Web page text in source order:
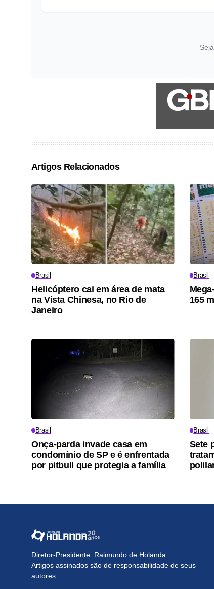
Artigos Relacionados
Brasil
Helicóptero cai em área de mata
na Vista Chinesa, no Rio de
Janeiro
Brasil
165
Brasil
Onça-parda invade casa em
condomínio de SP e é enfrentada
por pitbull que protegia a família
Brasil
Sete
Diretor-Presidente: Raimundo de Holanda
Artigos assinados são de responsabilidade de seus
autores.